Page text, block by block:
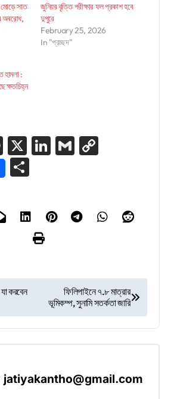
অবরোধ,
জুনিয়র বৃত্তি পরীক্ষার ফল প্রকাশ হবে
দুপুরে
February 25, 2026
In "প্রচ্ছদ"
হামলা :
ক্ষতচিহ্ন
WhatsApp
X LinkedIn
Gmail
করবেন
ফিলিপাইনে ৭.৮ মাত্রার
ভূমিকম্প, সুনামি সতর্কতা জারি
jatiyakantho@gmail.com